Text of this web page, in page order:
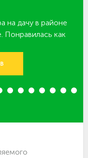
на дачу в районе
Понравилась как
14 15 16 17 18 19 20